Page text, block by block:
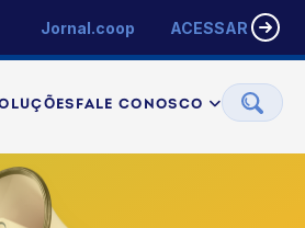
Jornal.coop ACESSAR
FALE CONOSCO